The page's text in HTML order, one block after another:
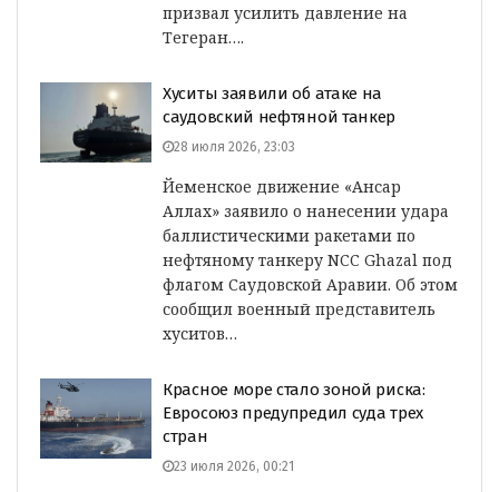
призвал усилить давление на
Тегеран….
Хуситы заявили об атаке на
саудовский нефтяной танкер
28 июля 2026, 23:03
Йеменское движение «Ансар
Аллах» заявило о нанесении удара
баллистическими ракетами по
нефтяному танкеру NCC Ghazal под
флагом Саудовской Аравии. Об этом
сообщил военный представитель
хуситов…
Красное море стало зоной риска:
Евросоюз предупредил суда трех
стран
23 июля 2026, 00:21